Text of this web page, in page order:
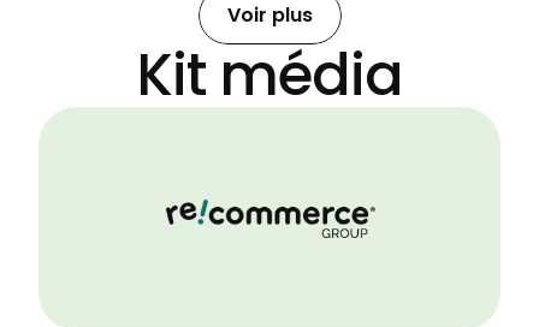
Voir plus
Kit média